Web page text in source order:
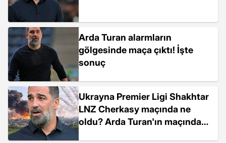
Arda Turan alarmların
gölgesinde maça çıktı! İşte
sonuç
Ukrayna Premier Ligi Shakhtar
LNZ Cherkasy maçında ne
oldu? Arda Turan'ın maçında